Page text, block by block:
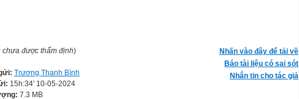
Nhấn vào đây để tải về
Báo tài liệu có sai sót
Nhắn tin cho tác giả
chưa được thẩm định)
Trương Thanh Bình
15h:34' 10-05-2024
7.3 MB